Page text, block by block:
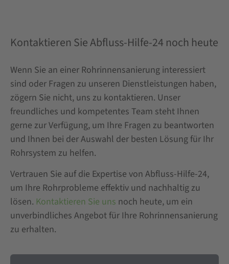
Kontaktieren Sie Abfluss-Hilfe-24 noch heute
Wenn Sie an einer Rohrinnensanierung interessiert
sind oder Fragen zu unseren Dienstleistungen haben,
zögern Sie nicht, uns zu kontaktieren. Unser
freundliches und kompetentes Team steht Ihnen
gerne zur Verfügung, um Ihre Fragen zu beantworten
und Ihnen bei der Auswahl der besten Lösung für Ihr
Rohrsystem zu helfen.
Vertrauen Sie auf die Expertise von Abfluss-Hilfe-24,
um Ihre Rohrprobleme effektiv und nachhaltig zu
lösen. Kontaktieren Sie uns noch heute, um ein
unverbindliches Angebot für Ihre Rohrinnensanierung
zu erhalten.